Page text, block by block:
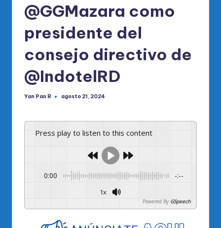
R
M
@GGMazara como
presidente del
consejo directivo de
@IndotelRD
Publicado
Yan Pan R agosto 21, 2024
Press play to listen to this content
0:00 -:--
1x
Powered By GSpeech